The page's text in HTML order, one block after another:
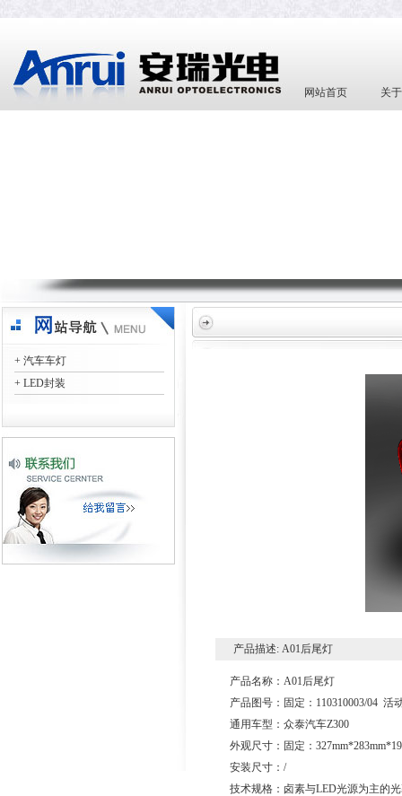
网站首页 关
+ 汽车车灯
+ LED封装
产品描述: A01后尾灯
产品名称：A01后尾灯
产品图号：固定：110310003/04 活
通用车型：众泰汽车Z300
外观尺寸：固定：
安装尺寸：/
技术规格：卤素与LED光源为主的